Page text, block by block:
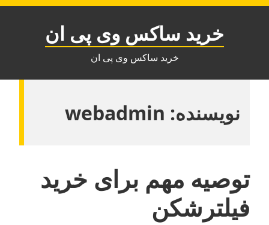
Skip
خرید ساکس وی پی ان
خرید ساکس وی پی ان
نویسنده: webadmin
توصیه مهم برای خرید
فیلترشکن